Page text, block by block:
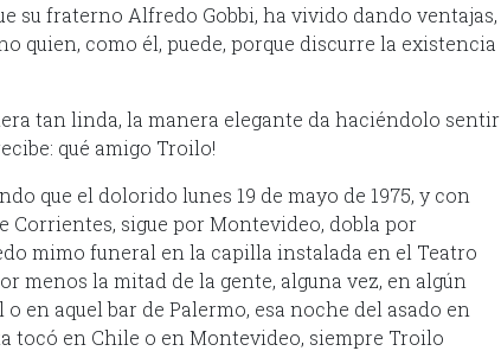
su fraterno Alfredo Gobbi, ha vivido dando ventajas,
quien, como él, puede, porque discurre la existencia
tan linda, la manera elegante da haciéndolo sentir
qué amigo Troilo!
que el dolorido lunes 19 de mayo de 1975, y con
Corrientes, sigue por Montevideo, dobla por
mimo funeral en la capilla instalada en el Teatro
menos la mitad de la gente, alguna vez, en algún
en aquel bar de Palermo, esa noche del asado en
tocó en Chile o en Montevideo, siempre Troilo